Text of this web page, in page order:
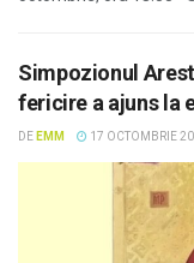
Simpozionul
fericire a ajuns la
DE EMM 17 OCTOMBRIE